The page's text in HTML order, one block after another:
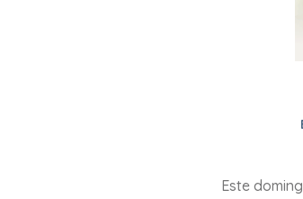
Este